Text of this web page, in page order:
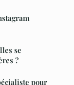
se
?
pour